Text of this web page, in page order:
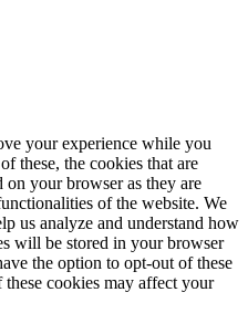
your experience while you
these, the cookies that are
on your browser as they are
of the website. We
us analyze and understand how
will be stored in your browser
the option to opt-out of these
cookies may affect your